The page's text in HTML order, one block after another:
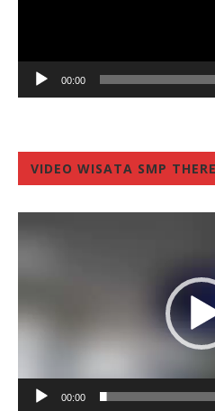
00:00
VIDEO WISATA SMP
00:00